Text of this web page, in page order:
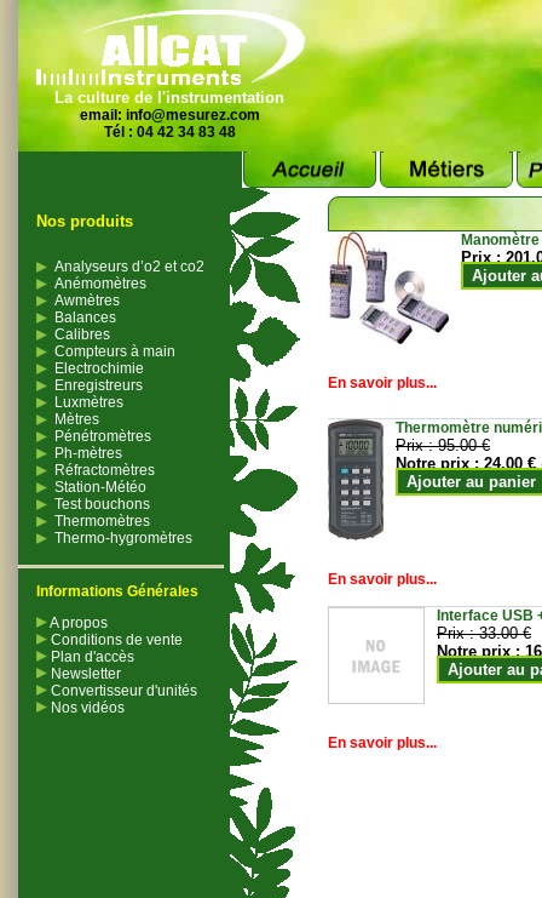
La culture de l'instrumentation
email: info@mesurez.com
Tél : 04 42 34 83 48
Nos produits
Analyseurs d’o2 et co2
Anémomètres
Awmètres
Balances
Calibres
Compteurs à main
Electrochimie
Enregistreurs
Luxmètres
Mètres
Pénétromètres
Ph-mètres
Réfractomètres
Station-Météo
Test bouchons
Thermomètres
Thermo-hygromètres
Informations Générales
A propos
Conditions de vente
Plan d'accès
Newsletter
Convertisseur d'unités
Nos vidéos
Prix :
Ajouter
En savoir plus...
Thermomètre
Prix :95.00 €
Notre prix :24.00 €
Ajouter au panier
En savoir plus...
Interface USB
Prix :33.00 €
Notre prix :
Ajouter au
En savoir plus...